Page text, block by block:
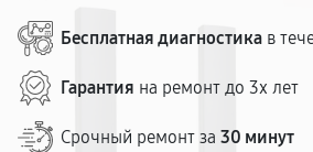
Бесплатная диагностика в
Гарантия на ремонт до 3х лет
Срочный ремонт за 30 минут